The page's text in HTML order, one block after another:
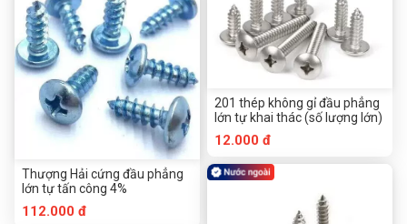
Thượng Hải cứng đầu phẳng
lớn tự tấn công 4%
112.000 đ
201 thép không gỉ đầu phẳng
lớn tự khai thác (số lượng lớn)
12.000 đ